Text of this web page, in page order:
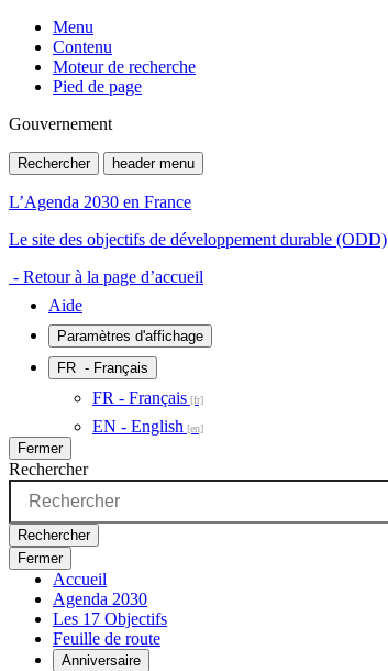
Menu
Contenu
Moteur de recherche
Pied de page
Gouvernement
Rechercher header menu
L’Agenda 2030 en France
Le site des objectifs de développement durable (ODD)
- Retour à la page d’accueil
Aide
Paramètres d'affichage
FR - Français
FR - Français
EN - English
Fermer
Rechercher
Rechercher
Fermer
Accueil
Agenda 2030
Les 17 Objectifs
Feuille de route
Anniversaire